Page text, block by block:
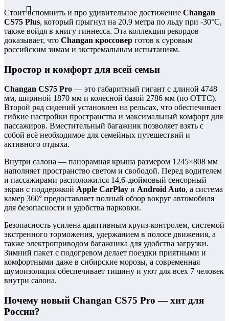
Стоит вспомнить и про удивительное достижение Changan
CS75 Plus, который прыгнул на 20,9 метра по льду при -30°C,
также войдя в книгу гиннесса. Эта коллекция рекордов
доказывает, что Changan кроссовер готов к суровым
российским зимам и экстремальным испытаниям.
Простор и комфорт для всей семьи
Changan CS75 Pro — это габаритный гигант с длиной 4748
мм, шириной 1870 мм и колесной базой 2786 мм (по ОТТС).
Второй ряд сидений установлен на рельсах, что обеспечивает
гибкие настройки пространства и максимальный комфорт для
пассажиров. Вместительный багажник позволяет взять с
собой всё необходимое для семейных путешествий и
активного отдыха.
Внутри салона — панорамная крыша размером 1245×808 мм
наполняет пространство светом и свободой. Перед водителем
и пассажирами расположился 14,6-дюймовый сенсорный
экран с поддержкой Apple CarPlay и Android Auto, а система
камер 360° предоставляет полный обзор вокруг автомобиля
для безопасности и удобства парковки.
Безопасность усилена адаптивным круиз-контролем, системой
экстренного торможения, удержанием в полосе движения, а
также электроприводом багажника для удобства загрузки.
Зимний пакет с подогревом делает поездки приятными и
комфортными даже в сибирские морозы, а современная
шумоизоляция обеспечивает тишину и уют для всех 7 человек
внутри салона.
Почему новый Changan CS75 Pro — хит для
России?